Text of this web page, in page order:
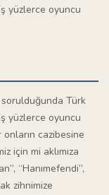
yüzlerce oyuncu
sorulduğunda Türk
yüzlerce oyuncu
onların cazibesine
için mi aklımıza
“Hanımefendi”,
zihnimize